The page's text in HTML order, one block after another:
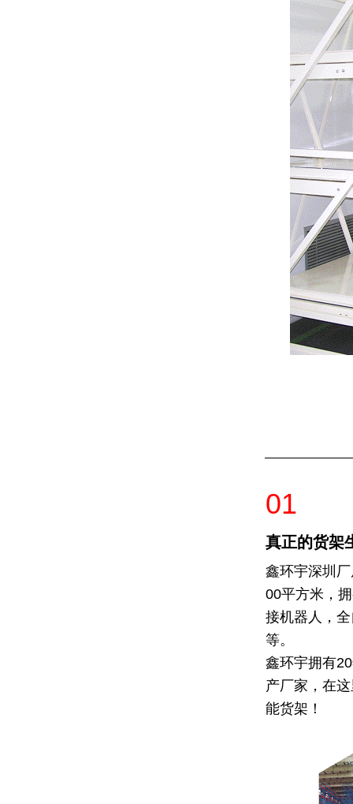
01
真正的货架
鑫环宇深圳
00平方米，
接机器人，
等。
鑫环宇拥有
产厂家，在
能货架！